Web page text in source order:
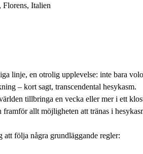
Italien
linje, en otrolig upplevelse: inte bara
– kort sagt, transcendental hesykasm.
tillbringa en vecka eller mer i ett
allt möjligheten att tränas i
följa några grundläggande regler: